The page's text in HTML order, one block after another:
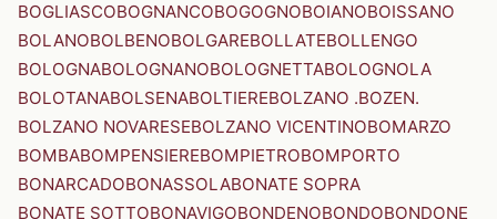
BOGLIASCOBOGNANCOBOGOGNOBOIANOBOISSANO
BOLANOBOLBENOBOLGAREBOLLATEBOLLENGO
BOLOGNABOLOGNANOBOLOGNETTABOLOGNOLA
BOLOTANABOLSENABOLTIEREBOLZANO .BOZEN.
BOLZANO NOVARESEBOLZANO VICENTINOBOMARZO
BOMBABOMPENSIEREBOMPIETROBOMPORTO
BONARCADOBONASSOLABONATE SOPRA
BONATE SOTTOBONAVIGOBONDENOBONDOBONDONE